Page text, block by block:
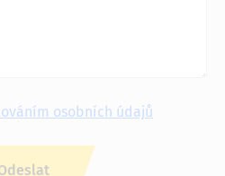
osobních údajů